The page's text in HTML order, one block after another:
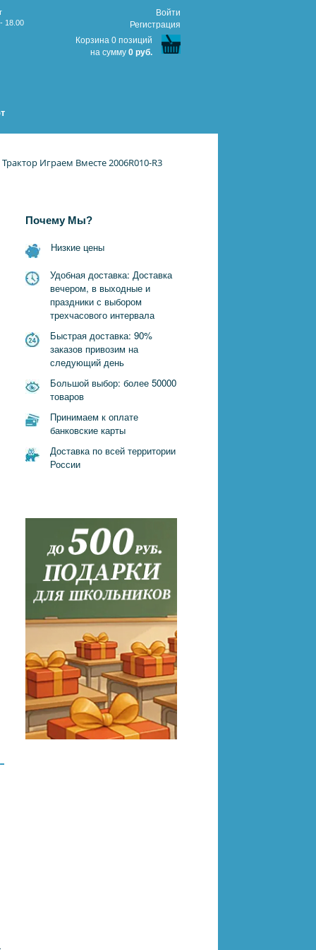
18.00
Войти
Регистрация
Корзина 0 позиций
на сумму 0 руб.
Играем Вместе 2006R010-R3
B01
Почему Мы?
Низкие цены
Удобная доставка: Доставка
вечером, в выходные и
праздники с выбором
трехчасового интервала
Быстрая доставка: 90%
заказов привозим на
следующий день
Большой выбор: более 50000
товаров
Принимаем к оплате
банковские карты
Доставка по всей территории
России